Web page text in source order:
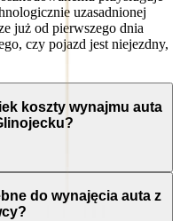
uzasadnionej
już od pierwszego dnia
czy pojazd jest niejezdny,
koszty wynajmu auta
do wynajęcia auta z